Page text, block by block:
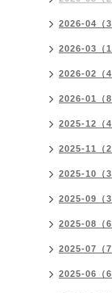
2026-04（3
2026-03（1
2026-02（4
2026-01（8
2025-12（4
2025-11（2
2025-10（3
2025-09（3
2025-08（6
2025-07（7
2025-06（6